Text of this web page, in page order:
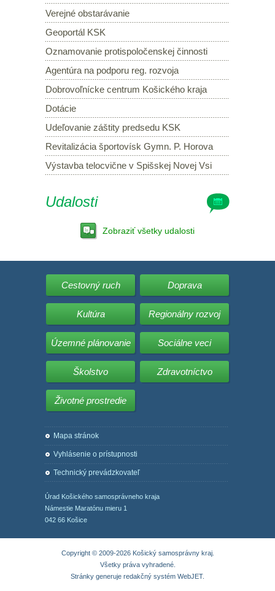
Verejné obstarávanie
Geoportál KSK
Oznamovanie protispoločenskej činnosti
Agentúra na podporu reg. rozvoja
Dobrovoľnícke centrum Košického kraja
Dotácie
Udeľovanie záštity predsedu KSK
Revitalizácia športovísk Gymn. P. Horova
Výstavba telocvične v Spišskej Novej Vsi
Udalosti
Zobraziť všetky udalosti
Cestovný ruch Doprava
Kultúra Regionálny rozvoj
Územné plánovanie Sociálne veci
Školstvo Zdravotníctvo
Životné prostredie
Mapa stránok
Vyhlásenie o prístupnosti
Technický prevádzkovateľ
Úrad Košického samosprávneho kraja
Námestie Maratónu mieru 1
042 66 Košice
Copyright © 2009-2026 Košický samosprávny kraj.
Všetky práva vyhradené.
Stránky generuje redakčný systém WebJET.